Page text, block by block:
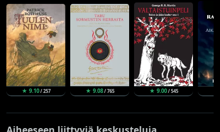
★ 9.10/ 257 ★ 9.08/ 765 ★ 9.00/ 545